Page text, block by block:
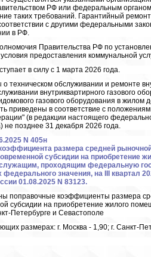
РФ или федеральным
таких требований. Гарантийный ремонт
с другими федеральными
в РФ.
Правительства РФ по
предоставления коммунальной
в силу с 1 марта 2026 года.
техническом обслуживании и ремонте
внутриквартирного газового
газового оборудования в
приведены в соответствие с
(в редакции настоящего
не позднее 31 декабря 2026 года.
N 405н
размера средней
субсидии на
проходящим федеральную
значения, на III квартал
01.08.2025 N 83123.
поправочные коэффициенты размера
субсидии на приобретение жилого
Петербурге и Севастополе
размерах: г. Москва - 1,90; г. Санкт-